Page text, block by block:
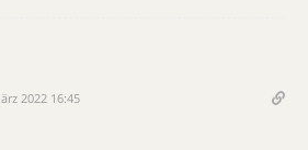
2022 16:45